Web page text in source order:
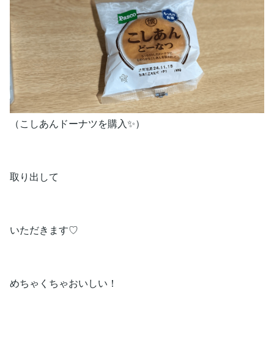
（こしあんドーナツを購入✨）
取り出して
いただきます♡
めちゃくちゃおいしい！